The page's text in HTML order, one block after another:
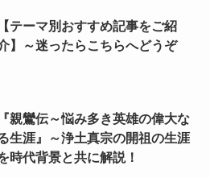
【テーマ別おすすめ記事をご紹
】～迷ったらこちらへどうぞ
『親鸞伝～悩み多き英雄の偉大な
生涯』～浄土真宗の開祖の生涯
時代背景と共に解説！